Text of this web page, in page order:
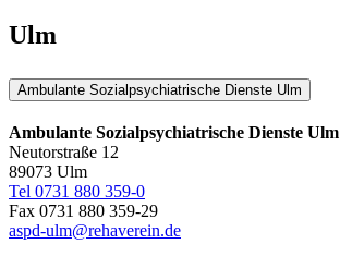
Ulm
Ambulante Sozialpsychiatrische Dienste Ulm
Ambulante Sozialpsychiatrische Dienste Ulm
Neutorstraße 12
89073 Ulm
Tel 0731 880 359-0
Fax 0731 880 359-29
aspd-ulm@rehaverein.de